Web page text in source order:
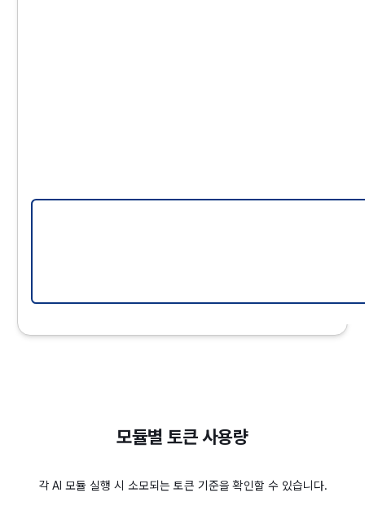
모듈별 토큰 사용량
각 AI 모듈 실행 시 소모되는 토큰 기준을 확인할 수 있습니다.